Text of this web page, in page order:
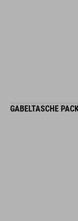
GABELTASCHE